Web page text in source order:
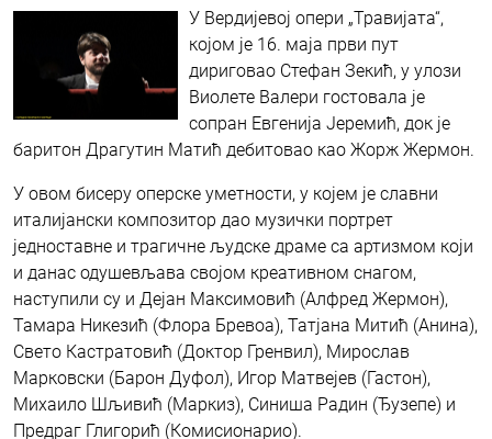
У Вердијевој опери „Травијата“,
којом је 16. маја први пут
дириговао Стефан Зекић, у улози
Виолете Валери гостовала је
сопран Евгенија Јеремић, док је
баритон Драгутин Матић дебитовао као Жорж Жермон.
У овом бисеру оперске уметности, у којем је славни
италијански композитор дао музички портрет
једноставне и трагичне људске драме са артизмом који
и данас одушевљава својом креативном снагом,
наступили су и Дејан Максимовић (Алфред Жермон),
Тамара Никезић (Флора Бревоа), Татјана Митић (Анина),
Свето Кастратовић (Доктор Гренвил), Мирослав
Марковски (Барон Дуфол), Игор Матвејев (Гастон),
Михаило Шљивић (Маркиз), Синиша Радин (Ђузепе) и
Предраг Глигорић (Комисионарио).